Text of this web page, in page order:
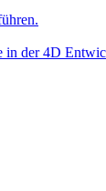
in der 4D